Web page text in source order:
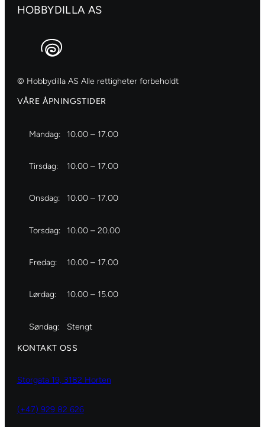
HOBBYDILLA AS
© Hobbydilla AS Alle rettigheter forbeholdt
VÅRE ÅPNINGSTIDER
Mandag: 10.00 – 17.00
Tirsdag: 10.00 – 17.00
Onsdag: 10.00 – 17.00
Torsdag: 10.00 – 20.00
Fredag: 10.00 – 17.00
Lørdag: 10.00 – 15.00
Søndag: Stengt
KONTAKT OSS
Storgata 19, 3182 Horten
(+47) 929 82 626